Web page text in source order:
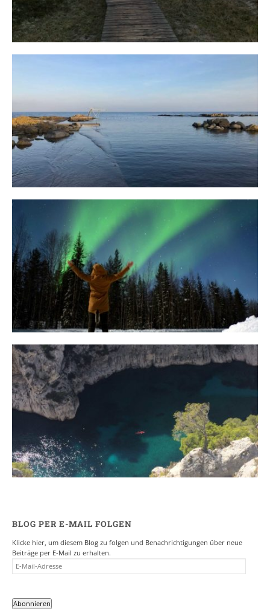
Bornholm
29. OKTOBER 2018
10 Tipps für eine erfolgreiche Jagd
auf Nordlichter
31. JANUAR 2018
Ein Campervan Roadtrip durch die
BLOG PER E-MAIL FOLGEN
Klicke hier, um diesem Blog zu folgen und Benachrichtigungen über neue
Beiträge per E-Mail zu erhalten.
E-
MAIL-
Abonnieren